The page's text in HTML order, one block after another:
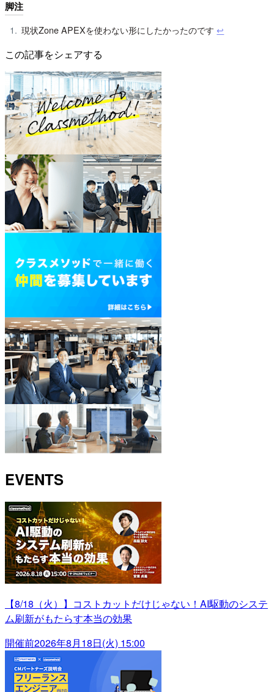
脚注
現状Zone APEXを使わない形にしたかったのです↩︎
この記事をシェアする
EVENTS
【8/18（火）】コストカットだけじゃない！AI駆動のシステ
ム刷新がもたらす本当の効果
開催前2026年8月18日(火) 15:00